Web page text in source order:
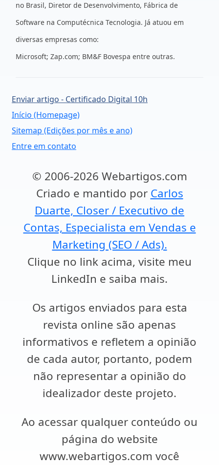
no Brasil, Diretor de Desenvolvimento, Fábrica de
Software na Computécnica Tecnologia. Já atuou em
diversas empresas como:
Microsoft; Zap.com; BM&F Bovespa entre outras.
Enviar artigo - Certificado Digital 10h
Início (Homepage)
Sitemap (Edições por mês e ano)
Entre em contato
© 2006-2026 Webartigos.com
Criado e mantido por Carlos
Duarte, Closer / Executivo de
Contas, Especialista em Vendas e
Marketing (SEO / Ads).
Clique no link acima, visite meu
LinkedIn e saiba mais.
Os artigos enviados para esta
revista online são apenas
informativos e refletem a opinião
de cada autor, portanto, podem
não representar a opinião do
idealizador deste projeto.
Ao acessar qualquer conteúdo ou
página do website
www.webartigos.com você